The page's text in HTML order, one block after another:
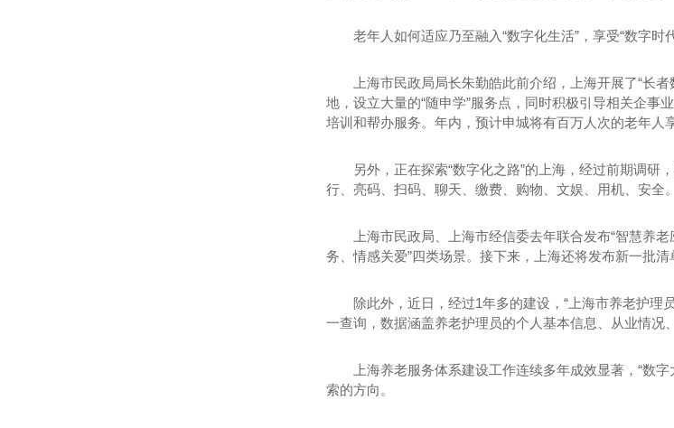
老年人如何适应乃至融入“数字化生活”，享受“数字时
上海市民政局局长朱勤皓此前介绍，上海开展了“长
地，设立大量的“随申学”服务点，同时积极引导相关企事
培训和帮办服务。年内，预计申城将有百万人次的老年人
另外，正在探索“数字化之路”的上海，经过前期调
行、亮码、扫码、聊天、缴费、购物、文娱、用机、安全。
上海市民政局、上海市经信委去年联合发布“智慧养
务、情感关爱”四类场景。接下来，上海还将发布新一批清
除此外，近日，经过1年多的建设，“上海市养老护
一查询，数据涵盖养老护理员的个人基本信息、从业情况
上海养老服务体系建设工作连续多年成效显著，“数
索的方向。